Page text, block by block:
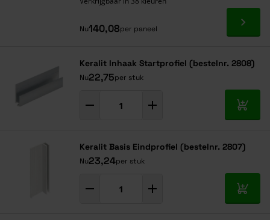
Nu140,08per paneel Ga
Keralit Inhaak Startprofiel (bestelnr. 2808)
Nu22,75per stuk
In
Keralit Basis Eindprofiel (bestelnr. 2807)
Nu23,24per stuk
In